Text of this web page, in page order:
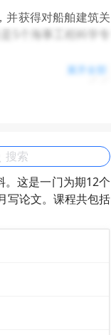
并获得对船舶建筑关
5个海事工程科学专
些企业工作：
位。如果有海洋学或
展开全部
。这是一门为期12个
写论文。课程共包括